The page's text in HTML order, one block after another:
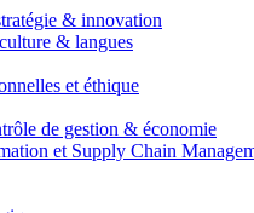
& innovation
& langues
et éthique
de gestion & économie
et Supply Chain